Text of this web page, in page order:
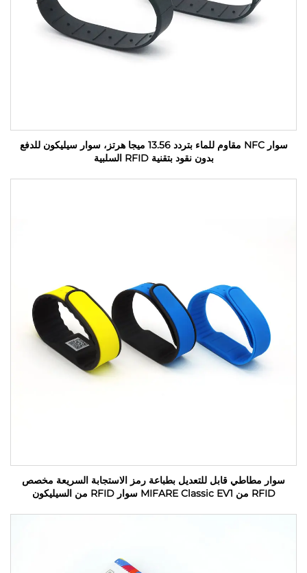
سوار NFC مقاوم للماء بتردد 13.56 ميجا هرتز، سوار سيليكون للدفع
بدون نقود بتقنية RFID السلبية
سوار مطاطي قابل للتعديل بطباعة رمز الاستجابة السريعة مخصص
RFID من MIFARE Classic EV1 سوار RFID من السيليكون